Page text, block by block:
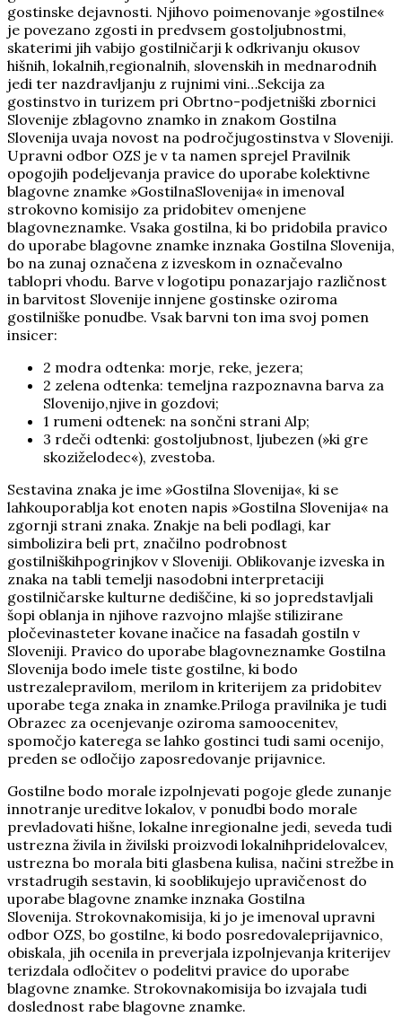
gostinske dejavnosti. Njihovo poimenovanje »gostilne«
je povezano zgosti in predvsem gostoljubnostmi,
skaterimi jih vabijo gostilničarji k odkrivanju okusov
hišnih, lokalnih,regionalnih, slovenskih in mednarodnih
jedi ter nazdravljanju z rujnimi vini…Sekcija za
gostinstvo in turizem pri Obrtno-podjetniški zbornici
Slovenije zblagovno znamko in znakom Gostilna
Slovenija uvaja novost na področjugostinstva v Sloveniji.
Upravni odbor OZS je v ta namen sprejel Pravilnik
opogojih podeljevanja pravice do uporabe kolektivne
blagovne znamke »GostilnaSlovenija« in imenoval
strokovno komisijo za pridobitev omenjene
blagovneznamke. Vsaka gostilna, ki bo pridobila pravico
do uporabe blagovne znamke inznaka Gostilna Slovenija,
bo na zunaj označena z izveskom in označevalno
tablopri vhodu. Barve v logotipu ponazarjajo različnost
in barvitost Slovenije innjene gostinske oziroma
gostilniške ponudbe. Vsak barvni ton ima svoj pomen
insicer:
2 modra odtenka: morje, reke, jezera;
2 zelena odtenka: temeljna razpoznavna barva za
Slovenijo,njive in gozdovi;
1 rumeni odtenek: na sončni strani Alp;
3 rdeči odtenki: gostoljubnost, ljubezen (»ki gre
skoziželodec«), zvestoba.
Sestavina znaka je ime »Gostilna Slovenija«, ki se
lahkouporablja kot enoten napis »Gostilna Slovenija« na
zgornji strani znaka. Znakje na beli podlagi, kar
simbolizira beli prt, značilno podrobnost
gostilniškihpogrinjkov v Sloveniji. Oblikovanje izveska in
znaka na tabli temelji nasodobni interpretaciji
gostilničarske kulturne dediščine, ki so jopredstavljali
šopi oblanja in njihove razvojno mlajše stilizirane
pločevinasteter kovane inačice na fasadah gostiln v
Sloveniji. Pravico do uporabe blagovneznamke Gostilna
Slovenija bodo imele tiste gostilne, ki bodo
ustrezalepravilom, merilom in kriterijem za pridobitev
uporabe tega znaka in znamke.Priloga pravilnika je tudi
Obrazec za ocenjevanje oziroma samoocenitev,
spomočjo katerega se lahko gostinci tudi sami ocenijo,
preden se odločijo zaposredovanje prijavnice.
Gostilne bodo morale izpolnjevati pogoje glede zunanje
innotranje ureditve lokalov, v ponudbi bodo morale
prevladovati hišne, lokalne inregionalne jedi, seveda tudi
ustrezna živila in živilski proizvodi lokalnihpridelovalcev,
ustrezna bo morala biti glasbena kulisa, načini strežbe in
vrstadrugih sestavin, ki sooblikujejo upravičenost do
uporabe blagovne znamke inznaka Gostilna
Slovenija. Strokovnakomisija, ki jo je imenoval upravni
odbor OZS, bo gostilne, ki bodo posredovaleprijavnico,
obiskala, jih ocenila in preverjala izpolnjevanja kriterijev
terizdala odločitev o podelitvi pravice do uporabe
blagovne znamke. Strokovnakomisija bo izvajala tudi
doslednost rabe blagovne znamke.